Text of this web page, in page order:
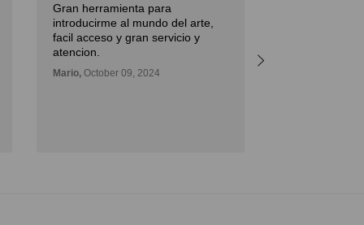
Gran herramienta para
introducirme al mundo del arte,
facil acceso y gran servicio y
atencion.
Mario, October 09, 2024